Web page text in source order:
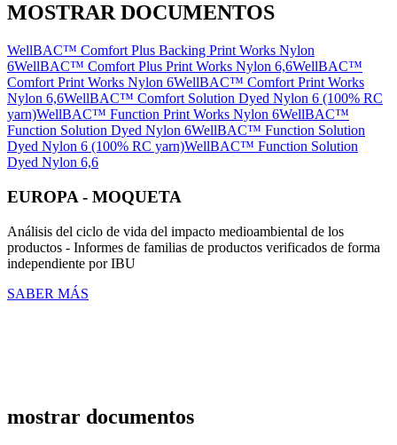
MOSTRAR DOCUMENTOS
WellBAC™ Comfort Plus Backing Print Works Nylon
6WellBAC™ Comfort Plus Print Works Nylon 6,6WellBAC™
Comfort Print Works Nylon 6WellBAC™ Comfort Print Works
Nylon 6,6WellBAC™ Comfort Solution Dyed Nylon 6 (100% RC
yarn)WellBAC™ Function Print Works Nylon 6WellBAC™
Function Solution Dyed Nylon 6WellBAC™ Function Solution
Dyed Nylon 6 (100% RC yarn)WellBAC™ Function Solution
Dyed Nylon 6,6
EUROPA - MOQUETA
Análisis del ciclo de vida del impacto medioambiental de los
productos - Informes de familias de productos verificados de forma
independiente por IBU
SABER MÁS
mostrar documentos